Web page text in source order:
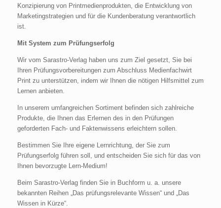
Konzipierung von Printmedienprodukten, die Entwicklung von
Marketingstrategien und für die Kundenberatung verantwortlich
ist.
Mit System zum Prüfungserfolg
Wir vom Sarastro-Verlag haben uns zum Ziel gesetzt, Sie bei
Ihren Prüfungsvorbereitungen zum Abschluss Medienfachwirt
Print zu unterstützen, indem wir Ihnen die nötigen Hilfsmittel zum
Lernen anbieten.
In unserem umfangreichen Sortiment befinden sich zahlreiche
Produkte, die Ihnen das Erlernen des in den Prüfungen
geforderten Fach- und Faktenwissens erleichtern sollen.
Bestimmen Sie Ihre eigene Lernrichtung, der Sie zum
Prüfungserfolg führen soll, und entscheiden Sie sich für das von
Ihnen bevorzugte Lern-Medium!
Beim Sarastro-Verlag finden Sie in Buchform u. a. unsere
bekannten Reihen „Das prüfungsrelevante Wissen“ und „Das
Wissen in Kürze“.